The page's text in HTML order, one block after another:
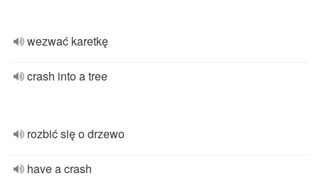
wezwać karetkę
crash into a tree
rozbić się o drzewo
have a crash